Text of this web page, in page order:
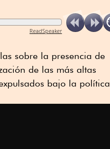
ReadSpeaker
sobre la presencia de
de las más altas
bajo la política